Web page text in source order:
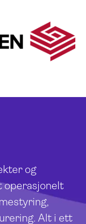
og
operasjonelt
Alt i ett